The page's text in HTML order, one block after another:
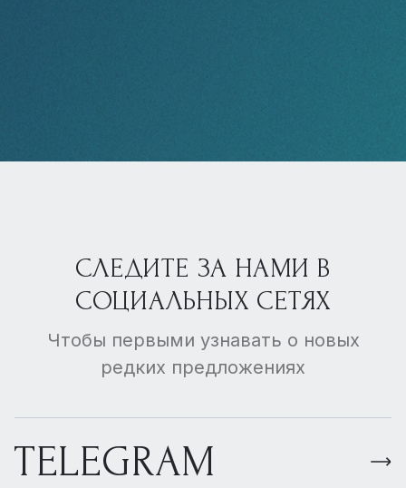
СЛЕДИТЕ ЗА НАМИ В
СОЦИАЛЬНЫХ СЕТЯХ
Чтобы первыми узнавать о новых
редких предложениях
TELEGRAM